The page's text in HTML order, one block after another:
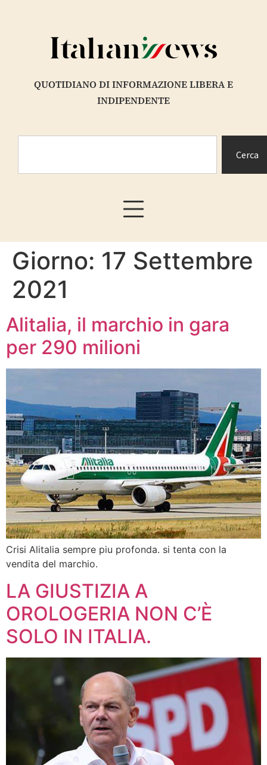
QUOTIDIANO DI INFORMAZIONE LIBERA E
INDIPENDENTE
Cerca
Giorno: 17 Settembre
2021
Alitalia, il marchio in gara
per 290 milioni
Crisi Alitalia sempre piu profonda. si tenta con la
vendita del marchio.
LA GIUSTIZIA A
OROLOGERIA NON C’È
SOLO IN ITALIA.